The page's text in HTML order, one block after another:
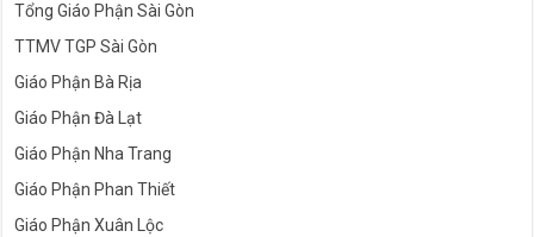
Tổng Giáo Phận Sài Gòn
TTMV TGP Sài Gòn
Giáo Phận Bà Rịa
Giáo Phận Đà Lạt
Giáo Phận Nha Trang
Giáo Phận Phan Thiết
Giáo Phận Xuân Lộc